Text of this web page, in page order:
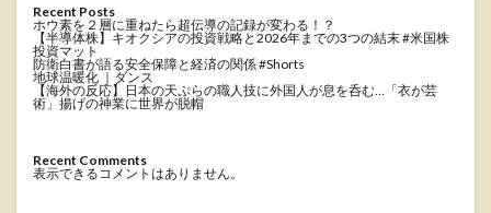
Recent Posts
ホウ素を２層に重ねたら超伝導の記録が変わる！？
【半導体株】キオクシアの投資戦略と2026年までの3つの結末 #米国株
投資マット
防衛白書が語る安全保障と経済の関係 #Shorts
地球温暖化 ｜ダンス
【海外の反応】日本の天ぷらの職人技に外国人が息を呑む…「衣が芸
術」揚げの神業に世界が脱帽
Recent Comments
表示できるコメントはありません。